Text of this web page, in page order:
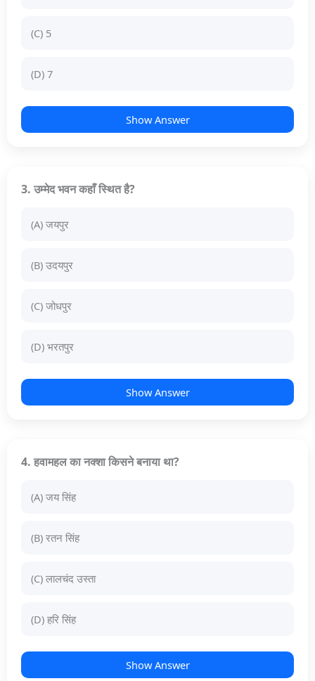
(C) 5
(D) 7
Show Answer
3. उम्मेद भवन कहाँ स्थित है?
(A) जयपुर
(B) उदयपुर
(C) जोधपुर
(D) भरतपुर
Show Answer
4. हवामहल का नक्शा किसने बनाया था?
(A) जय सिंह
(B) रतन सिंह
(C) लालचंद उस्ता
(D) हरि सिंह
Show Answer